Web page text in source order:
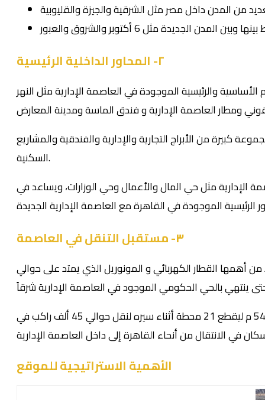
٢- المحاور الداخلية الرئيسية
والرئيسية الموجودة في العاصمة الإدارية مثل النهر
كبيرة من الأبراج التجارية والإدارية والفندقية والمشاريع
السكنية.
الإدارية مثل حي المال والأعمال وحي الوزارات، ويساعد في
٣- مستقبل التنقل في العاصمة
أهمها القطار الكهربائي و المونوريل الذي يمتد على حوالي
ويساعد بشكل كبير في تقليص الازدحام المروري ويساعد خط المونوريل الذي يصل غرب القاهرة جنوب العاصمة الإدارية على طول 54 م ليقطع 21 محطة أثناء سيره لنقل حوالي 45 ألف راكب في